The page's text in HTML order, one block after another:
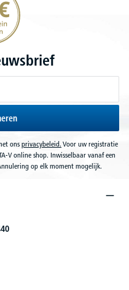
ons privacybeleid. Voor uw registratie
V online shop. Inwisselbaar vanaf een
op elk moment mogelijk.